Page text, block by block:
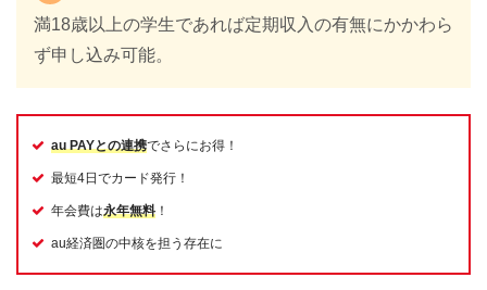
満18歳以上の学生であれば定期収入の有無にかかわら
ず申し込み可能。
au PAYとの連携でさらにお得！
最短4日でカード発行！
年会費は永年無料 ！
au経済圏の中核を担う存在に